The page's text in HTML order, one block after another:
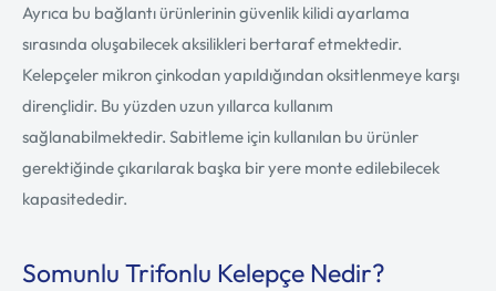
Ayrıca bu bağlantı ürünlerinin güvenlik kilidi ayarlama
sırasında oluşabilecek aksilikleri bertaraf etmektedir.
Kelepçeler mikron çinkodan yapıldığından oksitlenmeye karşı
dirençlidir. Bu yüzden uzun yıllarca kullanım
sağlanabilmektedir. Sabitleme için kullanılan bu ürünler
gerektiğinde çıkarılarak başka bir yere monte edilebilecek
kapasitededir.
Somunlu Trifonlu Kelepçe Nedir?